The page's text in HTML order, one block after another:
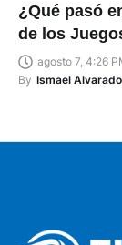
¿Qué pasó
de los
agosto 7, 4:26
By Ismael Alvarado